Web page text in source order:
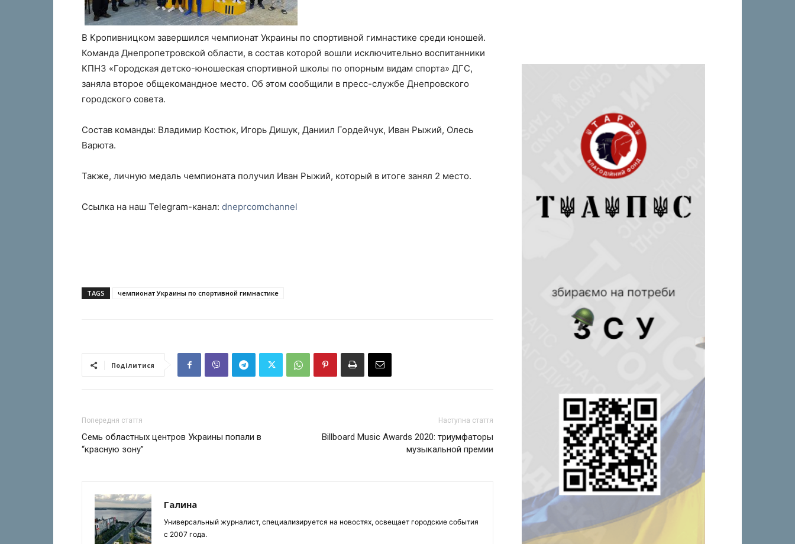
В Кропивницком завершился чемпионат Украины по спортивной гимнастике среди юношей.
Команда Днепропетровской области, в состав которой вошли исключительно воспитанники
КПНЗ «Городская детско-юношеская спортивной школы по опорным видам спорта» ДГС,
заняла второе общекомандное место. Об этом сообщили в пресс-службе Днепровского
городского совета.
Состав команды: Владимир Костюк, Игорь Дишук, Даниил Гордейчук, Иван Рыжий, Олесь
Варюта.
Также, личную медаль чемпионата получил Иван Рыжий, который в итоге занял 2 место.
Ссылка на наш Telegram-канал: dneprcomchannel
TAGS чемпионат Украины по спортивной гимнастике
Поділитися
Попередня стаття
Семь областных центров Украины попали в
“красную зону”
Наступна стаття
Billboard Music Awards 2020: триумфаторы
музыкальной премии
Галина
Универсальный журналист, специализируется на новостях, освещает городские события
с 2007 года.